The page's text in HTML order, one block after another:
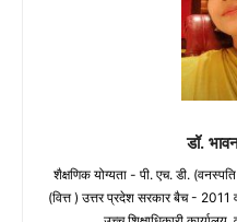
डॉ.
शैक्षणिक योग्यता - पी. एच. डी. (वनस्पति
(वित्त ) उत्तर प्रदेश सरकार बैच - 2011